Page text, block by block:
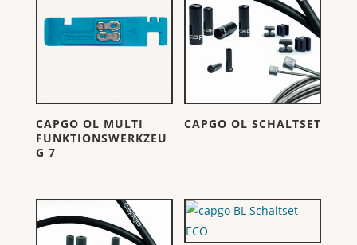
CAPGO OL MULTI
FUNKTIONSWERKZEU
G 7
CAPGO OL SCHALTSET